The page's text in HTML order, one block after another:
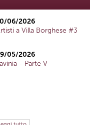
06/2026
a Villa Borghese #3
05/2026
- Parte V